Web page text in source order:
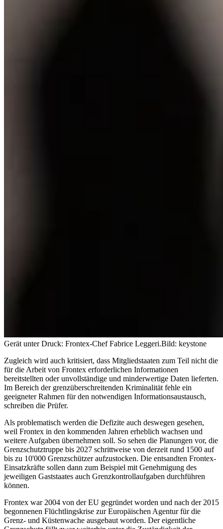
Gerät unter Druck: Frontex-Chef Fabrice Leggeri.Bild: keystone
Zugleich wird auch kritisiert, dass Mitgliedstaaten zum Teil nicht die
für die Arbeit von Frontex erforderlichen Informationen
bereitstellten oder unvollständige und minderwertige Daten lieferten.
Im Bereich der grenzüberschreitenden Kriminalität fehle ein
geeigneter Rahmen für den notwendigen Informationsaustausch,
schreiben die Prüfer.
Als problematisch werden die Defizite auch deswegen gesehen,
weil Frontex in den kommenden Jahren erheblich wachsen und
weitere Aufgaben übernehmen soll. So sehen die Planungen vor, die
Grenzschutztruppe bis 2027 schrittweise von derzeit rund 1500 auf
bis zu 10'000 Grenzschützer aufzustocken. Die entsandten Frontex-
Einsatzkräfte sollen dann zum Beispiel mit Genehmigung des
jeweiligen Gaststaates auch Grenzkontrollaufgaben durchführen
können.
Frontex war 2004 von der EU gegründet worden und nach der 2015
begonnenen Flüchtlingskrise zur Europäischen Agentur für die
Grenz- und Küstenwache ausgebaut worden. Der eigentliche